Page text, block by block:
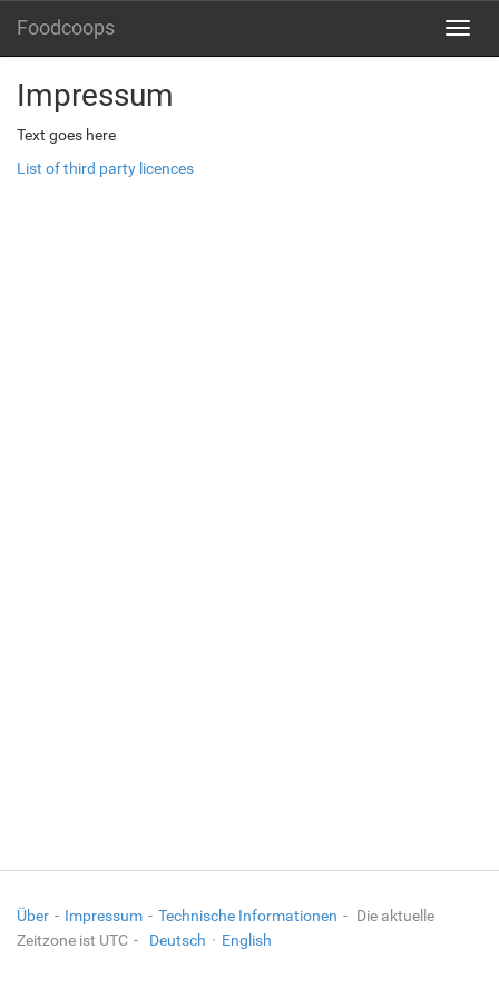
Foodcoops
Impressum
Text goes here
List of third party licences
Über Impressum Technische Informationen
Die aktuelle
Zeitzone ist UTC
Deutsch · English